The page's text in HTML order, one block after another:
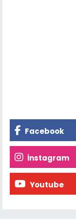
Facebook
İnstagram
Youtube